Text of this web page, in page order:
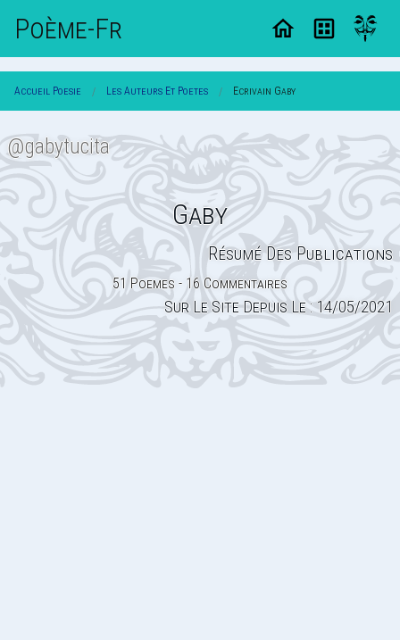
Poème-Fr
Accueil Poesie Les Auteurs Et Poetes Ecrivain Gaby
Gaby
@gabytucita
Résumé Des Publications
51 Poemes - 16 Commentaires
Sur Le Site Depuis Le : 14/05/2021